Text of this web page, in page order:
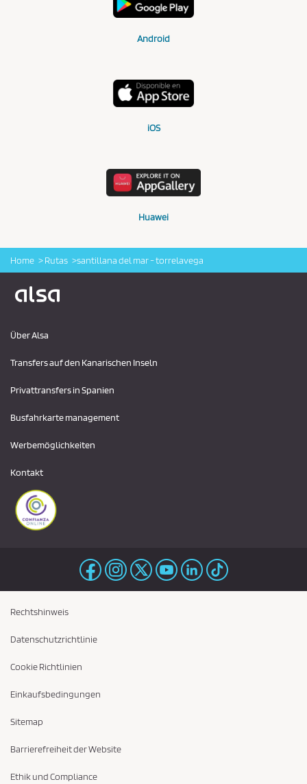
Android
iOS
Huawei
Home Rutas santillana del mar - torrelavega
Über Alsa
Transfers auf den Kanarischen Inseln
Privattransfers in Spanien
Busfahrkarte management
Werbemöglichkeiten
Kontakt
Logo Alsa
Rechtshinweis
Datenschutzrichtlinie
Cookie Richtlinien
Einkaufsbedingungen
Sitemap
Barrierefreiheit der Website
Ethik und Compliance